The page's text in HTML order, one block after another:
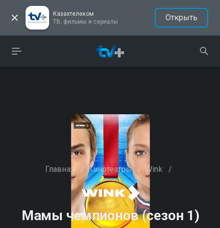
Казахтелеком
ТВ, фильмы и сериалы
Открыть
Главная / Кинотеатры / Wink /
Мамы чемпионов (сезон 1)